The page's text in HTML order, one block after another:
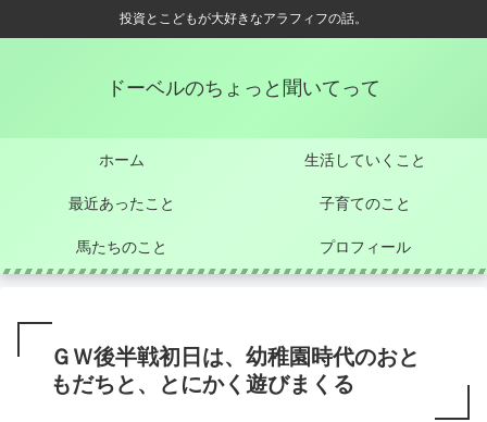
投資とこどもが大好きなアラフィフの話。
ドーベルのちょっと聞いてって
ホーム 生活していくこと
最近あったこと 子育てのこと
馬たちのこと プロフィール
ＧＷ後半戦初日は、幼稚園時代のおと
もだちと、とにかく遊びまくる